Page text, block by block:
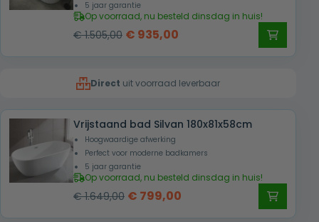
5 jaar garantie
Op voorraad, nu besteld dinsdag in huis!
€1.505,00 Oorspronkelijke
€ 1.505,00.
€ 935,00
€ 935,00.
Direct uit voorraad leverbaar
Vrijstaand bad Silvan 180x81x58cm
Hoogwaardige afwerking
Perfect voor moderne badkamers
5 jaar garantie
Op voorraad, nu besteld dinsdag in huis!
€1.649,00 Oorspronkelijke
€ 799,00